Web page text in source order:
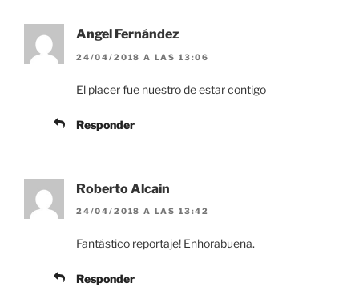
Angel Fernández
24/04/2018 A LAS 13:06
El placer fue nuestro de estar contigo
Responder
Roberto Alcain
24/04/2018 A LAS 13:42
Fantástico reportaje! Enhorabuena.
Responder